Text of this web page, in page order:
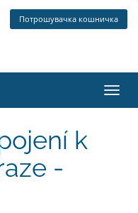
Потрошувачка кошничка
k
-